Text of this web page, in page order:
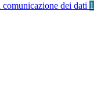
comunicazione dei dati 1